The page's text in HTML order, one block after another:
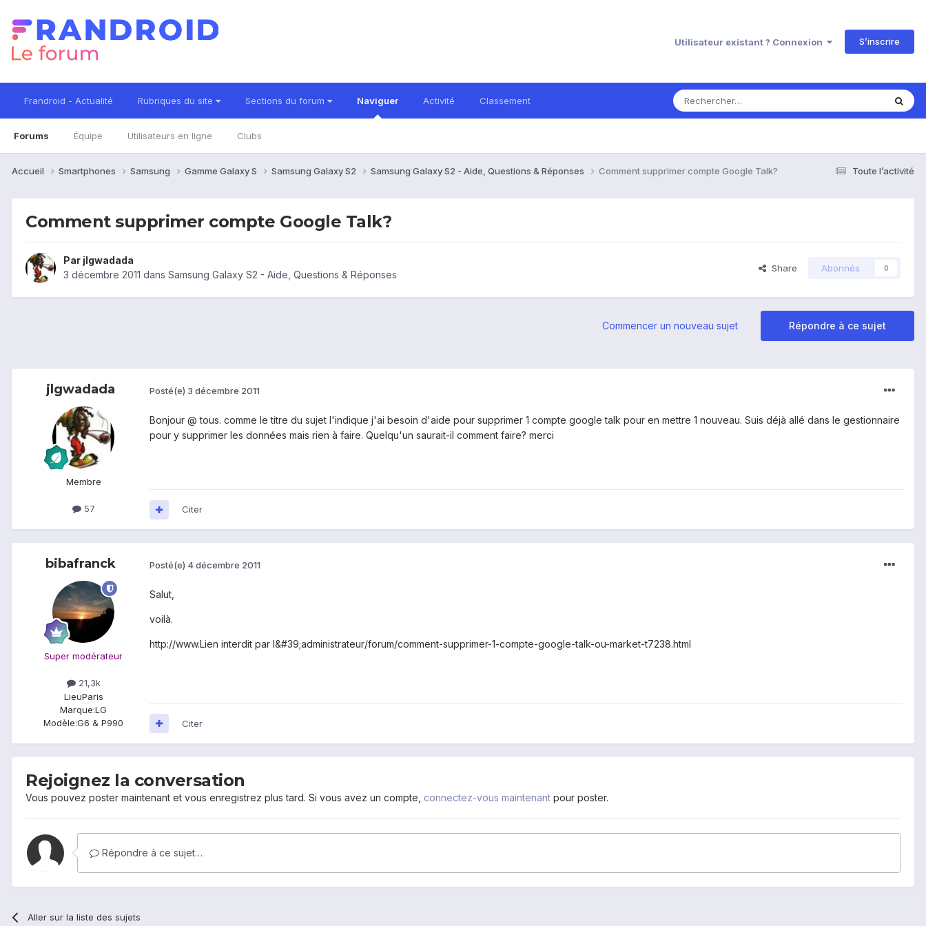
Utilisateur existant ? Connexion S’inscrire
Frandroid - Actualité Rubriques du site Sections du forum Naviguer
Forums Équipe Utilisateurs en ligne Clubs
Activité Classement
Toute l’activité
Accueil Smartphones Samsung Gamme Galaxy S Samsung Galaxy S2 Samsung Galaxy S2 - Aide, Questions & Réponses Comment supprimer compte Google Talk?
Comment supprimer compte Google Talk?
Par jlgwadada
3 décembre 2011 dans Samsung Galaxy S2 - Aide, Questions & Réponses
Share Abonnés 0
Répondre à ce sujet
Commencer un nouveau sujet
jlgwadada
Membre
57
Posté(e) 3 décembre 2011
Bonjour @ tous. comme le titre du sujet l'indique j'ai besoin d'aide pour supprimer 1 compte google talk pour en mettre 1 nouveau. Suis déjà allé dans le gestionnaire
pour y supprimer les données mais rien à faire. Quelqu'un saurait-il comment faire? merci
Citer
bibafranck
Super modérateur
21,3k
LieuParis
Marque:LG
Modèle:G6 & P990
Posté(e) 4 décembre 2011
Salut,
voilà.
http://www.Lien interdit par l&#39;administrateur/forum/comment-supprimer-1-compte-google-talk-ou-market-t7238.html
Citer
Rejoignez la conversation
Vous pouvez poster maintenant et vous enregistrez plus tard. Si vous avez un compte, connectez-vous maintenant pour poster.
Répondre à ce sujet…
Aller sur la liste des sujets